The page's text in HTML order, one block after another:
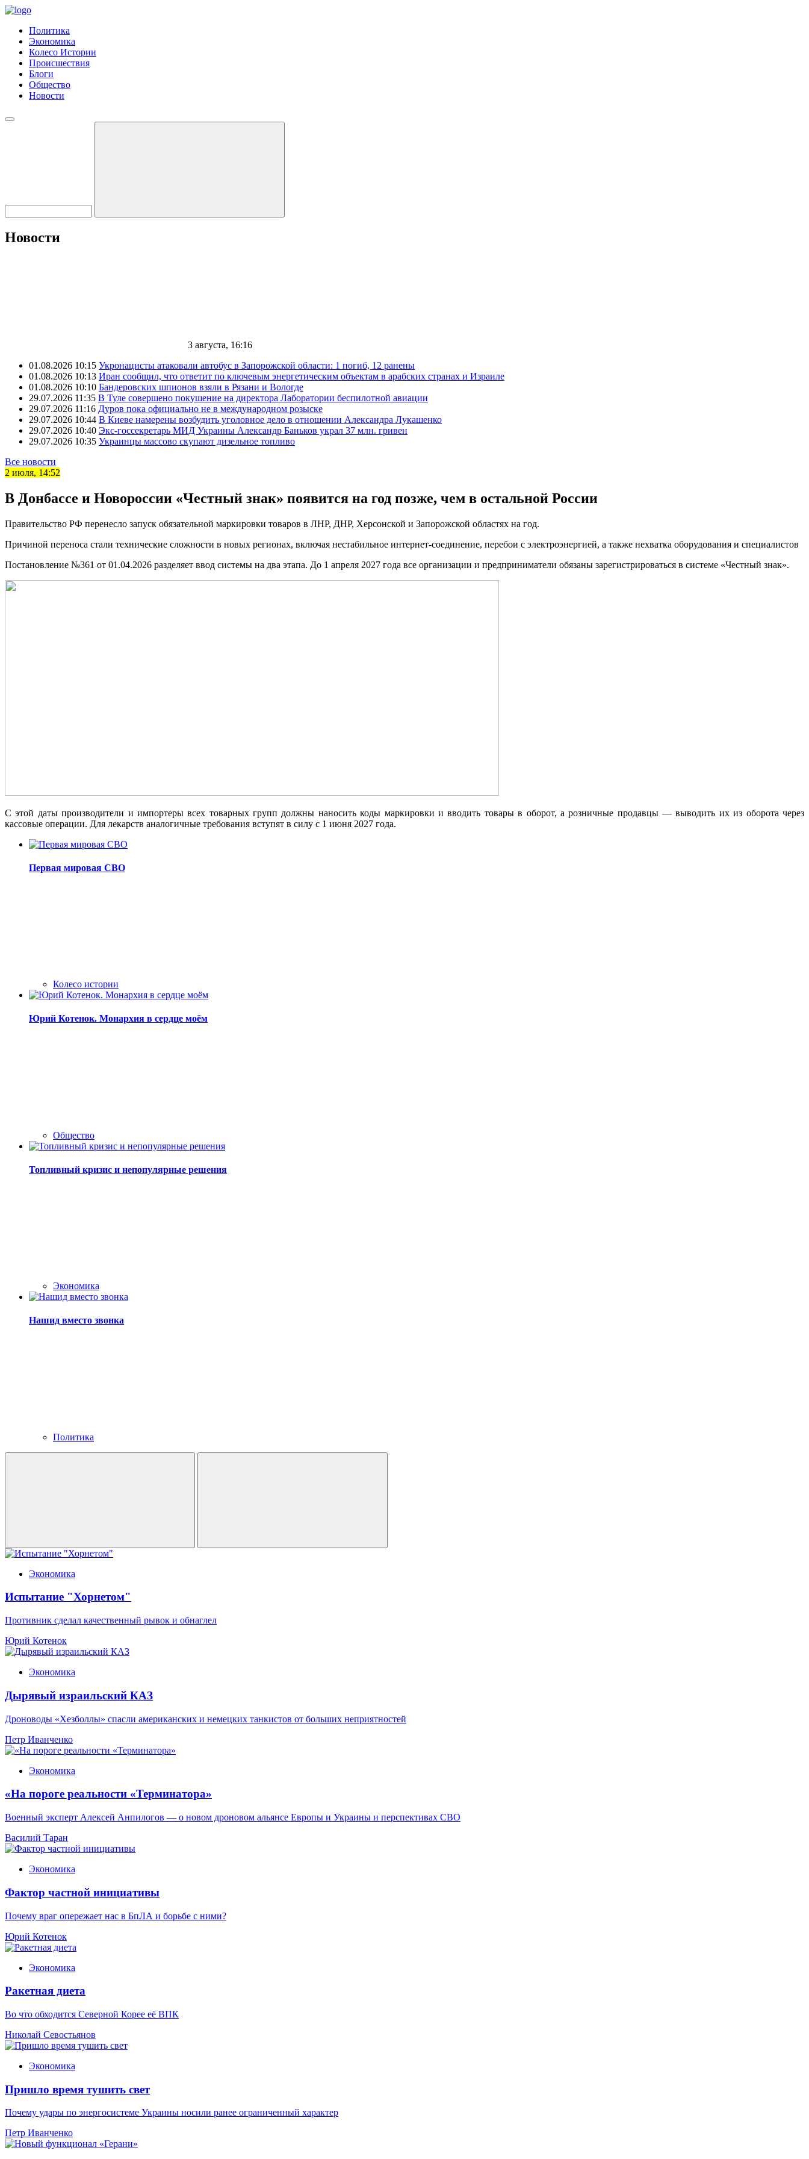
Политика
Экономика
Колесо Истории
Происшествия
Блоги
Общество
Новости
Новости
3 августа, 16:16
01.08.2026 10:15 Укронацисты атаковали автобус в Запорожской области: 1 погиб, 12 ранены
01.08.2026 10:13 Иран сообщил, что ответит по ключевым энергетическим объектам в арабских странах и Израиле
01.08.2026 10:10 Бандеровских шпионов взяли в Рязани и Вологде
29.07.2026 11:35 В Туле совершено покушение на директора Лаборатории беспилотной авиации
29.07.2026 11:16 Дуров пока официально не в международном розыске
29.07.2026 10:44 В Киеве намерены возбудить уголовное дело в отношении Александра Лукашенко
29.07.2026 10:40 Экс-госсекретарь МИД Украины Александр Баньков украл 37 млн. гривен
29.07.2026 10:35 Украинцы массово скупают дизельное топливо
Все новости
2 июля, 14:52
В Донбассе и Новороссии «Честный знак» появится на год позже, чем в остальной России
Правительство РФ перенесло запуск обязательной маркировки товаров в ЛНР, ДНР, Херсонской и Запорожской областях на год.
Причиной переноса стали технические сложности в новых регионах, включая нестабильное интернет-соединение, перебои с электроэнергией, а также нехватка оборудования и специалистов
Постановление №361 от 01.04.2026 разделяет ввод системы на два этапа. До 1 апреля 2027 года все организации и предприниматели обязаны зарегистрироваться в системе «Честный знак».
С этой даты производители и импортеры всех товарных групп должны наносить коды маркировки и вводить товары в оборот, а розничные продавцы — выводить их из оборота через
кассовые операции. Для лекарств аналогичные требования вступят в силу с 1 июня 2027 года.
Первая мировая СВО
Колесо истории
Юрий Котенок. Монархия в сердце моём
Общество
Топливный кризис и непопулярные решения
Экономика
Нашид вместо звонка
Политика
Экономика
Испытание "Хорнетом"
Противник сделал качественный рывок и обнаглел
Юрий Котенок
Экономика
Дырявый израильский КАЗ
Дроноводы «Хезболлы» спасли американских и немецких танкистов от больших неприятностей
Петр Иванченко
Экономика
«На пороге реальности «Терминатора»
Военный эксперт Алексей Анпилогов — о новом дроновом альянсе Европы и Украины и перспективах СВО
Василий Таран
Экономика
Фактор частной инициативы
Почему враг опережает нас в БпЛА и борьбе с ними?
Юрий Котенок
Экономика
Ракетная диета
Во что обходится Северной Корее её ВПК
Николай Севостьянов
Экономика
Пришло время тушить свет
Почему удары по энергосистеме Украины носили ранее ограниченный характер
Петр Иванченко